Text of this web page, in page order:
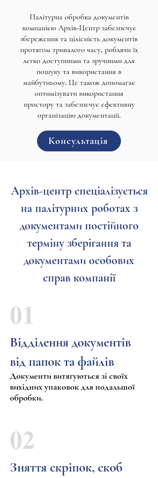
Палітурна обробка документів
компанією Архів-Центр забезпечує
збереження та цілісність документів
протягом тривалого часу, роблячи їх
легко доступними та зручними для
пошуку та використання в
майбутньому. Це також допомагає
оптимізувати використання
простору та забезпечує ефективну
організацію документації.
Консультація
Архів-центр спеціалізується
на палітурних роботах з
документами постійного
терміну зберігання та
документами особових
справ компанії
01
Відділення документів
від папок та файлів
Документи витягуються зі своїх
вихідних упаковок для подальшої
обробки.
02
Зняття скріпок, скоб